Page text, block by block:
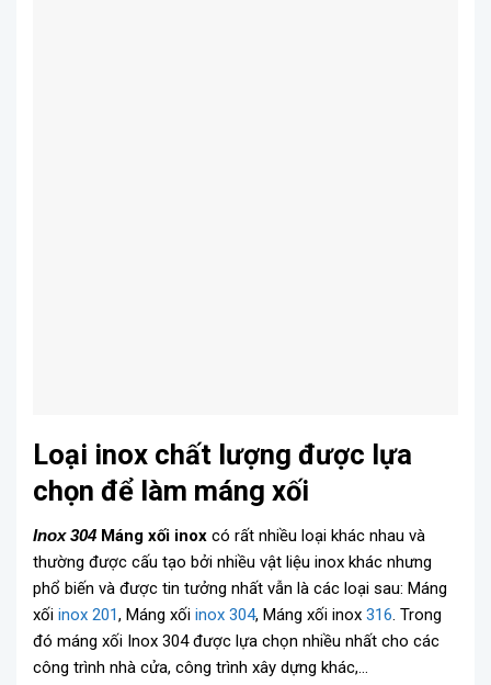
Loại inox chất lượng được lựa
chọn để làm máng xối
Inox 304 Máng xối inox có rất nhiều loại khác nhau và
thường được cấu tạo bởi nhiều vật liệu inox khác nhưng
phổ biến và được tin tưởng nhất vẫn là các loại sau: Máng
xối inox 201, Máng xối inox 304, Máng xối inox 316. Trong
đó máng xối Inox 304 được lựa chọn nhiều nhất cho các
công trình nhà cửa, công trình xây dựng khác,…